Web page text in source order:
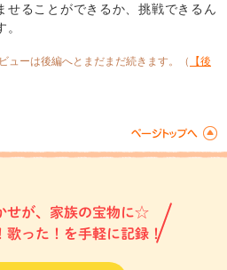
せることができるか、挑戦できるん
ーは後編へとまだまだ続きます。（
【後
せが、家族の宝物に☆
歌った！を手軽に記録！